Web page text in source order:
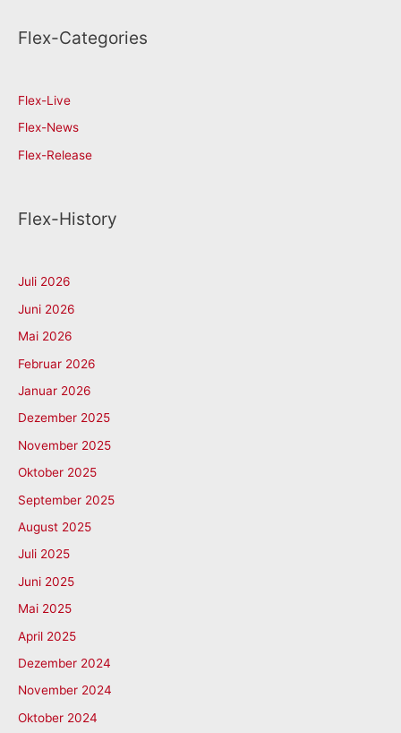
Flex-Categories
Flex-Live
Flex-News
Flex-Release
Flex-History
Juli 2026
Juni 2026
Mai 2026
Februar 2026
Januar 2026
Dezember 2025
November 2025
Oktober 2025
September 2025
August 2025
Juli 2025
Juni 2025
Mai 2025
April 2025
Dezember 2024
November 2024
Oktober 2024